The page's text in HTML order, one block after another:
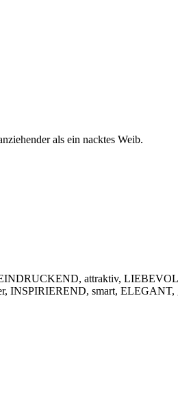
als ein nacktes Weib.
attraktiv,
INSPIRIEREND, smart,